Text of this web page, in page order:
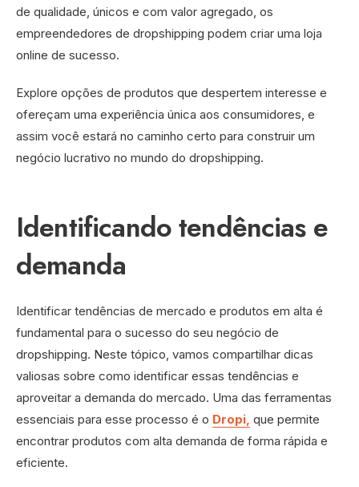
de qualidade, únicos e com valor agregado, os
empreendedores de dropshipping podem criar uma loja
online de sucesso.
Explore opções de produtos que despertem interesse e
ofereçam uma experiência única aos consumidores, e
assim você estará no caminho certo para construir um
negócio lucrativo no mundo do dropshipping.
Identificando tendências e
demanda
Identificar tendências de mercado e produtos em alta é
fundamental para o sucesso do seu negócio de
dropshipping. Neste tópico, vamos compartilhar dicas
valiosas sobre como identificar essas tendências e
aproveitar a demanda do mercado. Uma das ferramentas
essenciais para esse processo é o Dropi, que permite
encontrar produtos com alta demanda de forma rápida e
eficiente.